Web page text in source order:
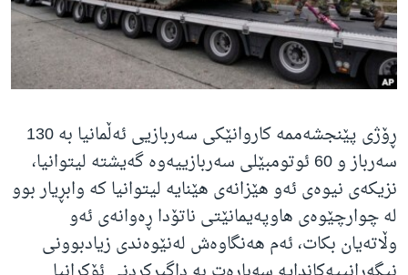
ژیان لە فەرهەنگدا
Learning English
FOLLOW US
زمانه‌کان
ڕۆژی پێنجشەممە کاروانێکی سەربازیی ئەڵمانیا بە 130
سەرباز و 60 ئوتومبێلی سەربازییەوە گەیشتە لیتوانیا،
نزیکەی نیوەی ئەو هێزانەی هێنایە لیتوانیا کە وابڕیار بوو
لە چوارچێوەی هاوپەیمانێتی ناتۆدا ڕەوانەی ئەو
وڵاتەیان بکات، ئەم هەنگاوەش لەنێوەندی زیادبوونی